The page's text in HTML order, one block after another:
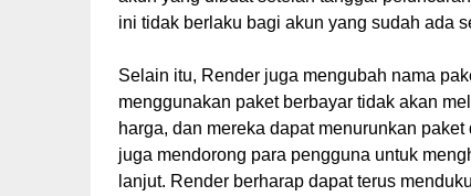
ini tidak berlaku bagi akun yang sudah ada
Selain itu, Render juga mengubah nama
menggunakan paket berbayar tidak akan
harga, dan mereka dapat menurunkan
juga mendorong para pengguna untuk
lanjut. Render berharap dapat terus